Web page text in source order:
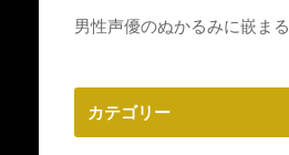
男性声優のぬかるみに嵌まる
カテゴリー